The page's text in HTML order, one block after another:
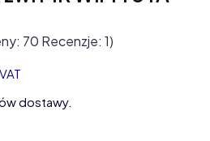
70 Recenzje: 1)
VAT
dostawy.